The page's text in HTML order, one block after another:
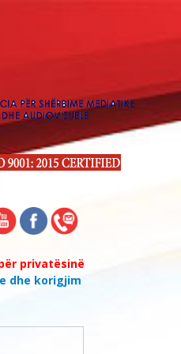
privatësinë
dhe korigjim